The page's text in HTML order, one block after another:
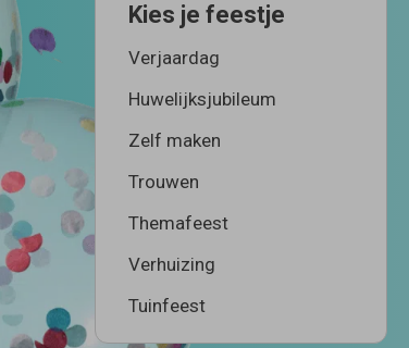
Kies je feestje
Verjaardag
Huwelijksjubileum
Zelf maken
Trouwen
Themafeest
Verhuizing
Tuinfeest